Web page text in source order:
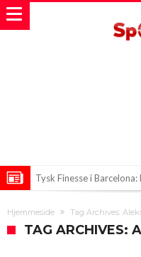
Tysk Finesse i
rekordkøb?
Nova Real Madrid-
Hjemmeside Tag Archives:
TAG ARCHIVES: